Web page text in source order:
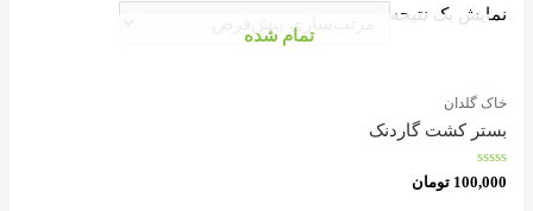
نمایش یک نتیجه
تمام شده
خاک گلدان
بستر کشت گاردنک
امتیاز
100,000 تومان